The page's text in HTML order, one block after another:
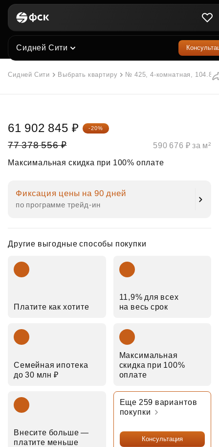
Сидней Сити
Сидней Сити Выбрать квартиру № 425, 4-комнатная, 104.8
77 378 556 ₽
61 902 845 ₽ -20%
Максимальная скидка при 100% оплате
Фиксация цены на 90 дней
по программе трейд‑ин
Другие выгодные способы покупки
Платите как хотите
11,9% для всех
на весь срок
Семейная ипотека
до 30 млн ₽
Максимальная
скидка при 100%
оплате
Внесите больше —
платите меньше
Еще 259 вариантов
покупки
Консультация
590 676 ₽ за м²